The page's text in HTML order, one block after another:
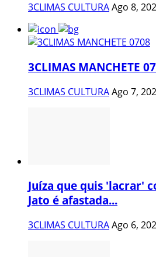
3CLIMAS CULTURAAgo 8,
3CLIMAS MANCHETE
3CLIMAS CULTURAAgo 7,
Juíza que quis 'lacrar'
Jato é afastada...
3CLIMAS CULTURAAgo 6,